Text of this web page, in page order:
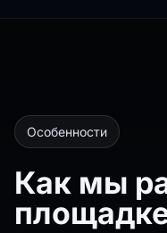
Особенности
Как мы